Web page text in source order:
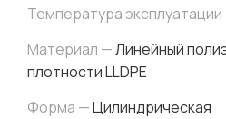
Температура
Материал —Линейный
плотности LLDPE
Форма —Цилиндрическая